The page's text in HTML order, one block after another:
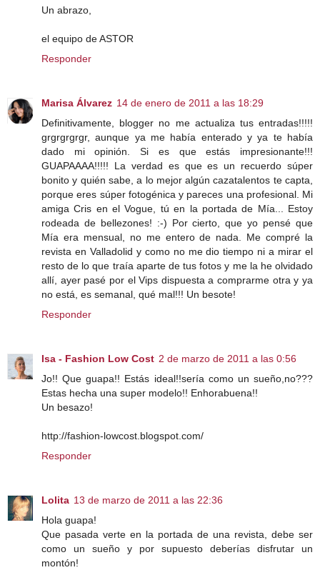
Un abrazo,
el equipo de ASTOR
Responder
Marisa Álvarez 14 de enero de 2011 a las 18:29
Definitivamente, blogger no me actualiza tus entradas!!!!!
grgrgrgrgr, aunque ya me había enterado y ya te había
dado mi opinión. Si es que estás impresionante!!!
GUAPAAAA!!!!! La verdad es que es un recuerdo súper
bonito y quién sabe, a lo mejor algún cazatalentos te capta,
porque eres súper fotogénica y pareces una profesional. Mi
amiga Cris en el Vogue, tú en la portada de Mía... Estoy
rodeada de bellezones! :-) Por cierto, que yo pensé que
Mía era mensual, no me entero de nada. Me compré la
revista en Valladolid y como no me dio tiempo ni a mirar el
resto de lo que traía aparte de tus fotos y me la he olvidado
allí, ayer pasé por el Vips dispuesta a comprarme otra y ya
no está, es semanal, qué mal!!! Un besote!
Responder
Isa - Fashion Low Cost 2 de marzo de 2011 a las 0:56
Jo!! Que guapa!! Estás ideal!!sería como un sueño,no???
Estas hecha una super modelo!! Enhorabuena!!
Un besazo!
http://fashion-lowcost.blogspot.com/
Responder
Lolita 13 de marzo de 2011 a las 22:36
Hola guapa!
Que pasada verte en la portada de una revista, debe ser
como un sueño y por supuesto deberías disfrutar un
montón!